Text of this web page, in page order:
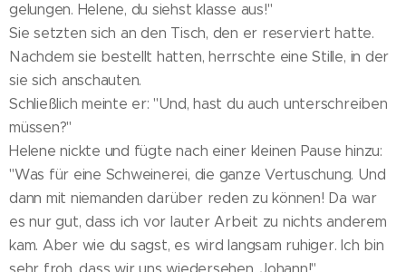
gelungen. Helene, du siehst klasse aus!"
Sie setzten sich an den Tisch, den er reserviert hatte.
Nachdem sie bestellt hatten, herrschte eine Stille, in der
sie sich anschauten.
Schließlich meinte er: "Und, hast du auch unterschreiben
müssen?"
Helene nickte und fügte nach einer kleinen Pause hinzu:
"Was für eine Schweinerei, die ganze Vertuschung. Und
dann mit niemanden darüber reden zu können! Da war
es nur gut, dass ich vor lauter Arbeit zu nichts anderem
kam. Aber wie du sagst, es wird langsam ruhiger. Ich bin